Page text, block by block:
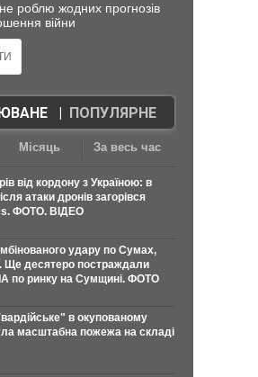
роблю жодних прогнозів
війни
| ПОПУЛЯРНЕ
Місяць За весь час
від кордону з Україною: в
атаки дронів загорівся
ФОТО. ВІДЕО
удару по Сумах,
Ще десятеро постраждали
по ринку на Сумщині. ФОТО
в окупованому
масштабна пожежа на складі